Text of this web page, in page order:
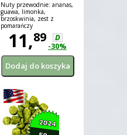
Nuty przewodnie: ananas,
guawa, limonka,
brzoskwinia, zest z
pomarańczy
11,89
D
-30%